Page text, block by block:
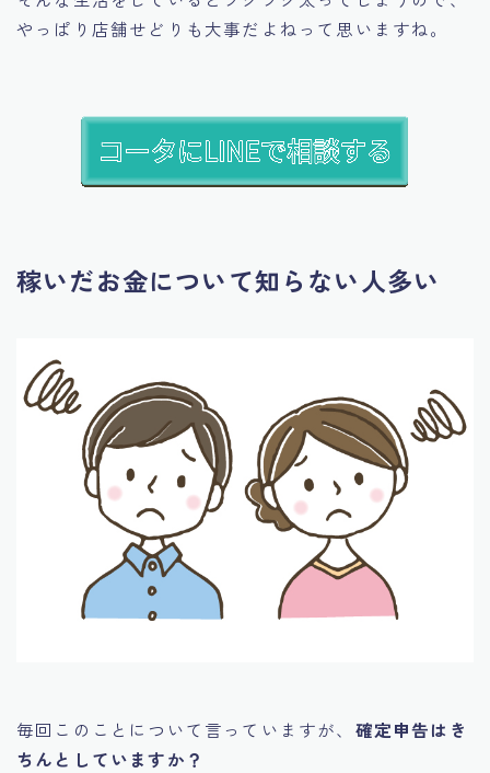
やっぱり店舗せどりも大事だよねって思いますね。
稼いだお金について知らない人多い
毎回このことについて言っていますが、 確定申告はき
ちんとしていますか？